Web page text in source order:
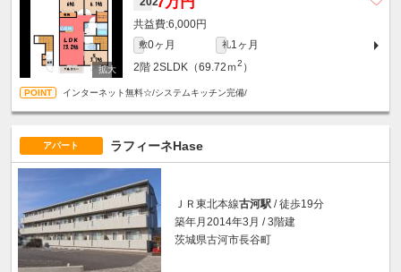
6,000円
敷0ヶ月 礼1ヶ月
2階 2SLDK（69.72ｍ2 ）
インターネット無料☆/システムキッチン完備/
アパート ラフィーネHase
ＪＲ東北本線古河駅 / 徒歩19分
築年月2014年3月 / 3階建
茨城県古河市長谷町